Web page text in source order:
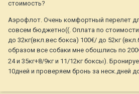
стоимость?
Аэрофлот. Очень комфортный перелет
совсем бюджетно((. Оплата по
до 32кг(вкл.вес бокса) 100€/ до 52кг
образом все собаки мне обошлись по
24 и 35кг+8/9кг и 11/12кг боксы).
10дней и проверяем бронь за неск.дней